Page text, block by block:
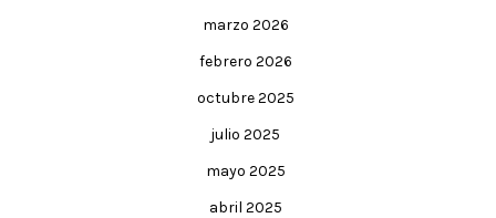
marzo 2026
febrero 2026
octubre 2025
julio 2025
mayo 2025
abril 2025